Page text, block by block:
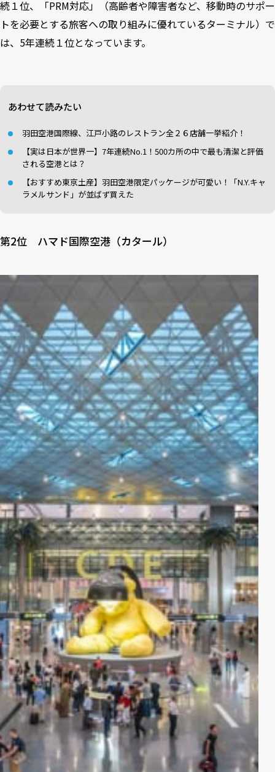
続１位、「PRM対応」（高齢者や障害者など、移動時のサポー
トを必要とする旅客への取り組みに優れているターミナル）で
は、5年連続１位となっています。
あわせて読みたい
羽田空港国際線、江戸小路のレストラン全２６店舗一挙紹介！
【実は日本が世界一】7年連続No.1！500カ所の中で最も清潔と評価
される空港とは？
【おすすめ東京土産】羽田空港限定パッケージが可愛い！「N.Y.キャ
ラメルサンド」が並ばず買えた
第2位 ハマド国際空港（カタール）